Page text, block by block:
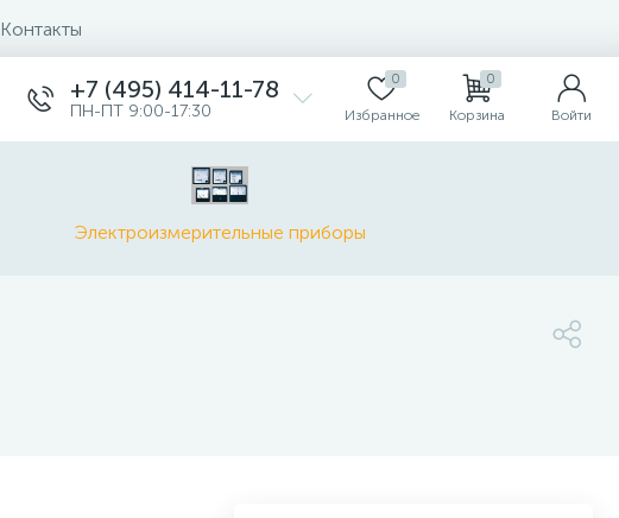
Контакты
+7 (495) 414-11-78
ПН-ПТ 9:00-17:30
0
Избранное
0
Корзина Войти
Электроизмерительные приборы